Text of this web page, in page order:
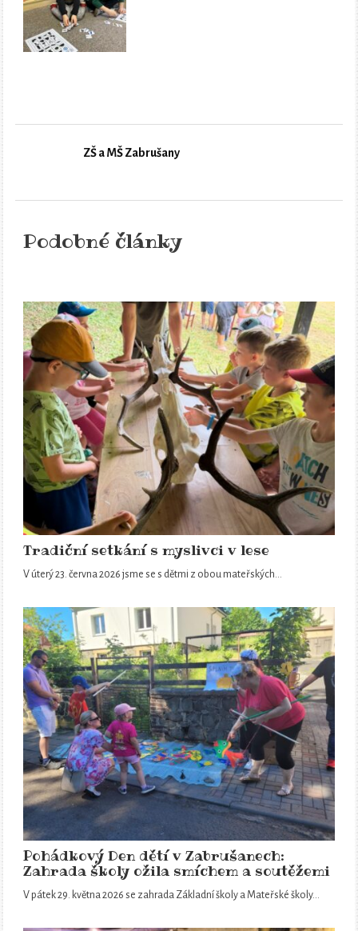
ZŠ a MŠ Zabrušany
Podobné články
Tradiční setkání s myslivci v lese
V úterý 23. června 2026 jsme se s dětmi z obou mateřských…
Pohádkový Den dětí v Zabrušanech:
Zahrada školy ožila smíchem a soutěžemi
V pátek 29. května 2026 se zahrada Základní školy a Mateřské školy…